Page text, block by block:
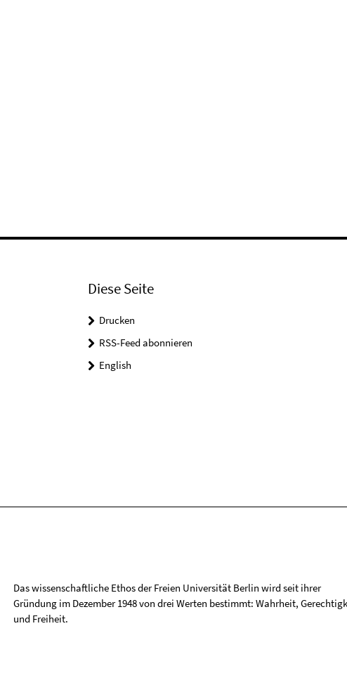
Diese Seite
Drucken
RSS-Feed abonnieren
English
Das wissenschaftliche Ethos der Freien Universität Berlin wird seit ihrer
Gründung im Dezember 1948 von drei Werten bestimmt: Wahrheit,
und Freiheit.